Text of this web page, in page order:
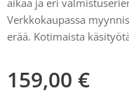
aikaa ja eri
Verkkokaupassa
erää. Kotimaista
159,00 €